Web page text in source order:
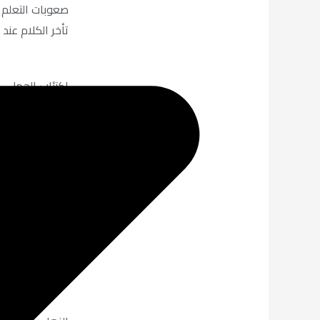
صعوبات التعلم
تأخر الكلام
اكتئاب الحمل